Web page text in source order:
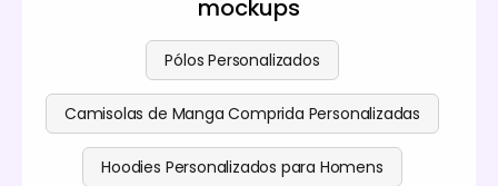
a melhor opção. É ideal para imagens com cores
ricas e conteúdos detalhados.
Para ícones e gráficos do estilo de ilustração,
recomenda-se o formato SVG. É um formato
baseado em vetores que pode ser escalado
infinitamente sem perder qualidade.
uma atualização—os detalhes estão disponíveis na
mockups
Pólos Personalizados
Camisolas de Manga Comprida Personalizadas
Hoodies Personalizados para Homens